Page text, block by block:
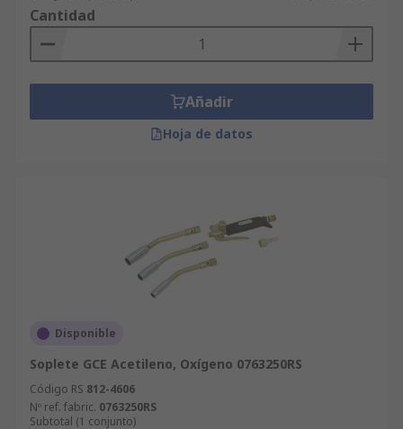
Cantidad
Añadir
Hoja de datos
Disponible
Soplete GCE Acetileno, Oxígeno 0763250RS
Código RS 812-4606
Nº ref. fabric. 0763250RS
Subtotal (1 conjunto)